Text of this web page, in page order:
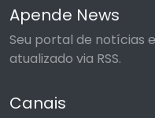
Apende News
Seu portal de notícias
atualizado via RSS.
Canais